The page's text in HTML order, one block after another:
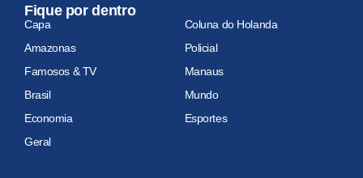
Fique por dentro
Capa
Coluna do Holanda
Amazonas
Policial
Famosos & TV
Manaus
Brasil
Mundo
Economia
Esportes
Geral